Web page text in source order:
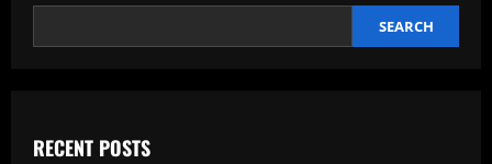
dengan
Tabung
SEARCH
RECENT POSTS